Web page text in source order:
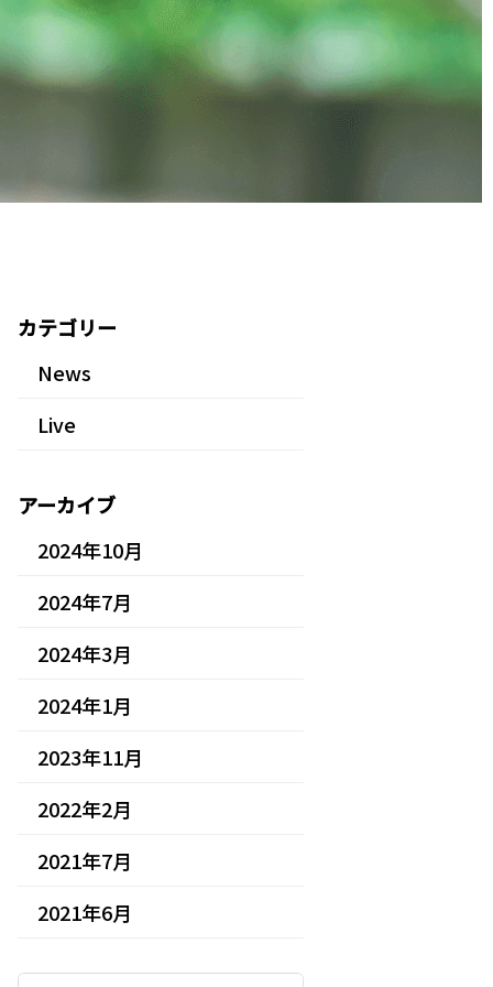
カテゴリー
News
Live
アーカイブ
2024年10月
2024年7月
2024年3月
2024年1月
2023年11月
2022年2月
2021年7月
2021年6月